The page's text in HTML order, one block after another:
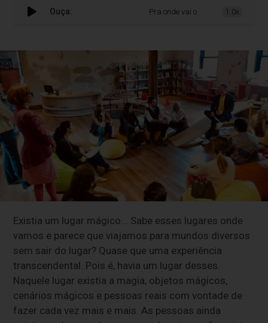
Ouça: Pra onde vai o Instituto Quindim?
1.0x
Existia um lugar mágico... Sabe esses lugares onde
vamos e parece que viajamos para mundos diversos
sem sair do lugar? Quase que uma experiência
transcendental. Pois é, havia um lugar desses.
Naquele lugar existia a magia, objetos mágicos,
cenários mágicos e pessoas reais com vontade de
fazer cada vez mais e mais. As pessoas ainda